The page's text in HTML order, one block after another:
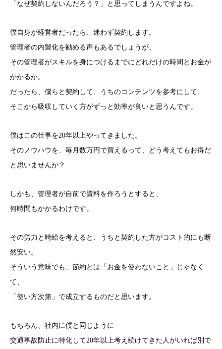
「なぜ契約しないんだろう？」と思ってしまうんですよね。
僕自身が経営者だったら、迷わず契約します。
管理者の内製化を勧める声もあるでしょうが、
その管理者がスキルを身につけるまでにどれだけの時間とお金が
かかるか。
だったら、僕らと契約して、うちのコンテンツを参考にして、
そこから吸収していく方がずっと効率が良いと思うんです。
僕はこの仕事を20年以上やってきました。
そのノウハウを、毎月数万円で買えるって、どう考えてもお得だ
と思いませんか？
しかも、管理者が自前で資料を作ろうとすると、
何時間もかかるわけです。
その労力と時給を考えると、うちと契約した方がコスト的にも断
然安い。
そういう意味でも、節約とは「お金を使わないこと」じゃなく
て、
「使い方次第」で成立するものだと思います。
もちろん、社内に僕と同じように
交通事故防止に特化して20年以上考え続けてきた人がいれば別で